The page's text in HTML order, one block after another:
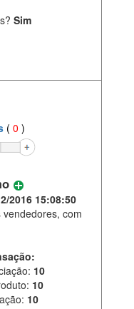
Sim
( 0 )
2016 15:08:50
com
10
10
10